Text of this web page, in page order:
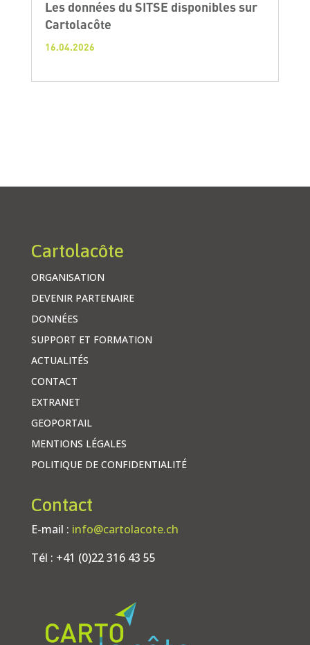
Les données du SITSE disponibles sur
Cartolacôte
16.04.2026
Cartolacôte
ORGANISATION
DEVENIR PARTENAIRE
DONNÉES
SUPPORT ET FORMATION
ACTUALITÉS
CONTACT
EXTRANET
GEOPORTAIL
MENTIONS LÉGALES
POLITIQUE DE CONFIDENTIALITÉ
Contact
E-mail : info@cartolacote.ch
Tél : +41 (0)22 316 43 55